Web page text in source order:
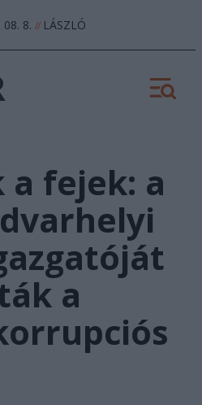
8. //LÁSZLÓ
a fejek: a
a